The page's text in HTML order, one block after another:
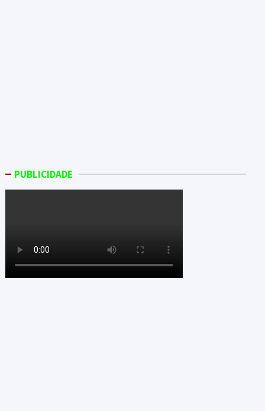
PUBLICIDADE